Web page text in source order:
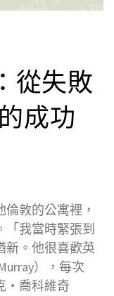
從失敗
成功
敦的公寓裡，
我當時緊張到
新。他很喜歡英
），每次
‧喬科維奇